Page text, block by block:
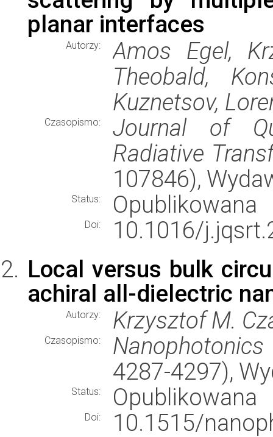
planar interfaces
Autorzy:
Amos Egel,
Theobald,
Kuznetsov,
Czasopismo:
Journal of
Radiative
107846),
Status: Opublikowana
Doi:
10.1016/
Local versus bulk
achiral all-dielectric
Autorzy: Krzysztof M.
Czasopismo: Nanophotonics
4287-4297),
Status: Opublikowana
Doi: 10.1515/